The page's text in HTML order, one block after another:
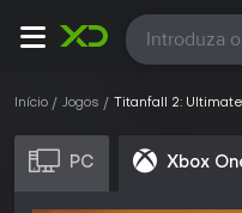
Todas
Início Jogos Titanfall 2:
PC Xbox